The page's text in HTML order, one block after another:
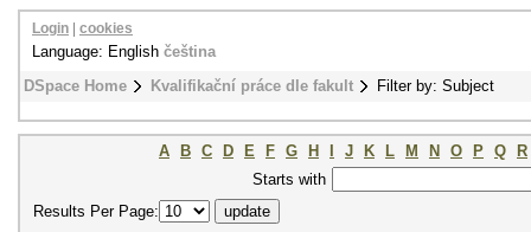
DSpace Home Kvalifikační práce dle fakult Filter by: Subject
Login cookies
Language: English čeština
A B C D E F G H J K L M N O P Q
R
Starts with
Results Per Page: